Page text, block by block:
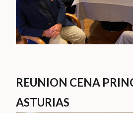
REUNION CENA
ASTURIAS